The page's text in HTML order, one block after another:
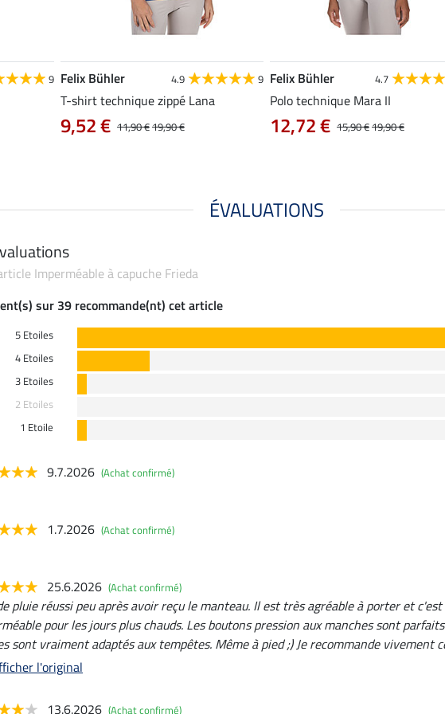
9 Felix Bühler 4.9 9
T-shirt technique zippé Lana
11,90 €19,90 €
9,52 €
Felix Bühler 4.7
Polo technique Mara II
15,90 €19,90 €
12,72 €
ÉVALUATIONS
Imperméable à capuche Frieda
sur 39 recommande(nt) cet article
5 Etoiles
4 Etoiles
3 Etoiles
2 Etoiles
1 Etoile
9.7.2026 (Achat confirmé)
1.7.2026 (Achat confirmé)
25.6.2026 (Achat confirmé)
pluie réussi peu après avoir reçu le manteau. Il est très agréable à porter et
pour les jours plus chauds. Les boutons pression aux manches sont
sont vraiment adaptés aux tempêtes. Même à pied ;) Je recommande vivement
l'original
13.6.2026 (Achat confirmé)